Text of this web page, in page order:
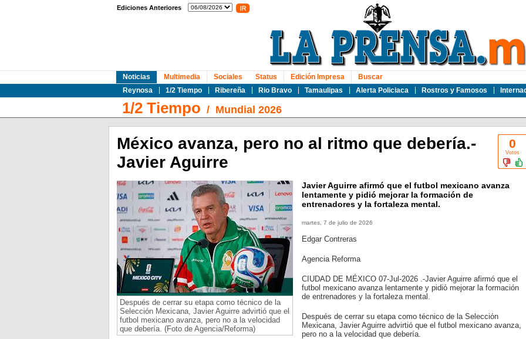
Ediciones Anteriores
Noticias
Reynosa
1/2 Tiempo Ribereña Rio Bravo Tamaulipas Alerta Policiaca Rostros y Famosos
Multimedia Sociales Status Edición Impresa Buscar
1/2 Tiempo / Mundial 2026
0
Votos
México avanza, pero no al ritmo que debería.-
Javier Aguirre
Después de cerrar su etapa como técnico de la
Selección Mexicana, Javier Aguirre advirtió que el
futbol mexicano avanza, pero no a la velocidad
que debería. (Foto de Agencia/Reforma)
Javier Aguirre afirmó que el futbol mexicano avanza
lentamente y pidió mejorar la formación de
entrenadores y la fortaleza mental.
martes, 7 de julio de 2026
Edgar Contreras
Agencia Reforma
CIUDAD DE MÉXICO 07-Jul-2026 .-Javier Aguirre afirmó que el
futbol mexicano avanza lentamente y pidió mejorar la formación
de entrenadores y la fortaleza mental.
Después de cerrar su etapa como técnico de la Selección
Mexicana, Javier Aguirre advirtió que el futbol mexicano avanza,
pero no a la velocidad que debería.